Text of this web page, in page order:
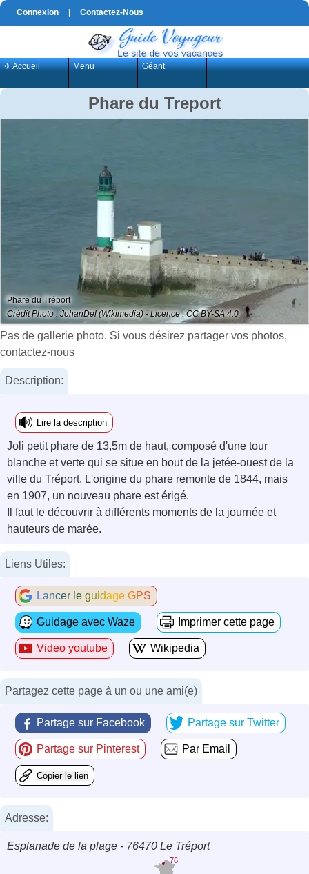
Connexion Contactez-Nous
✈ Accueil Menu Géant
Phare du Treport
Phare du Tréport
Crédit Photo : JohanDel (Wikimedia) - Licence : CC BY-SA 4.0
Pas de gallerie photo. Si vous désirez partager vos photos,
contactez-nous
Description:
Lire la description
Joli petit phare de 13,5m de haut, composé d'une tour
blanche et verte qui se situe en bout de la jetée-ouest de la
ville du Tréport. L'origine du phare remonte de 1844, mais
en 1907, un nouveau phare est érigé.
Il faut le découvrir à différents moments de la journée et
hauteurs de marée.
Liens Utiles:
Lancer le guidage GPS
Guidage avec Waze Imprimer cette page
Video youtube Wikipedia
Partagez cette page à un ou une ami(e)
Partage sur Facebook Partage sur Twitter
Partage sur Pinterest Par Email
Copier le lien
Adresse:
Esplanade de la plage - 76470 Le Tréport
76